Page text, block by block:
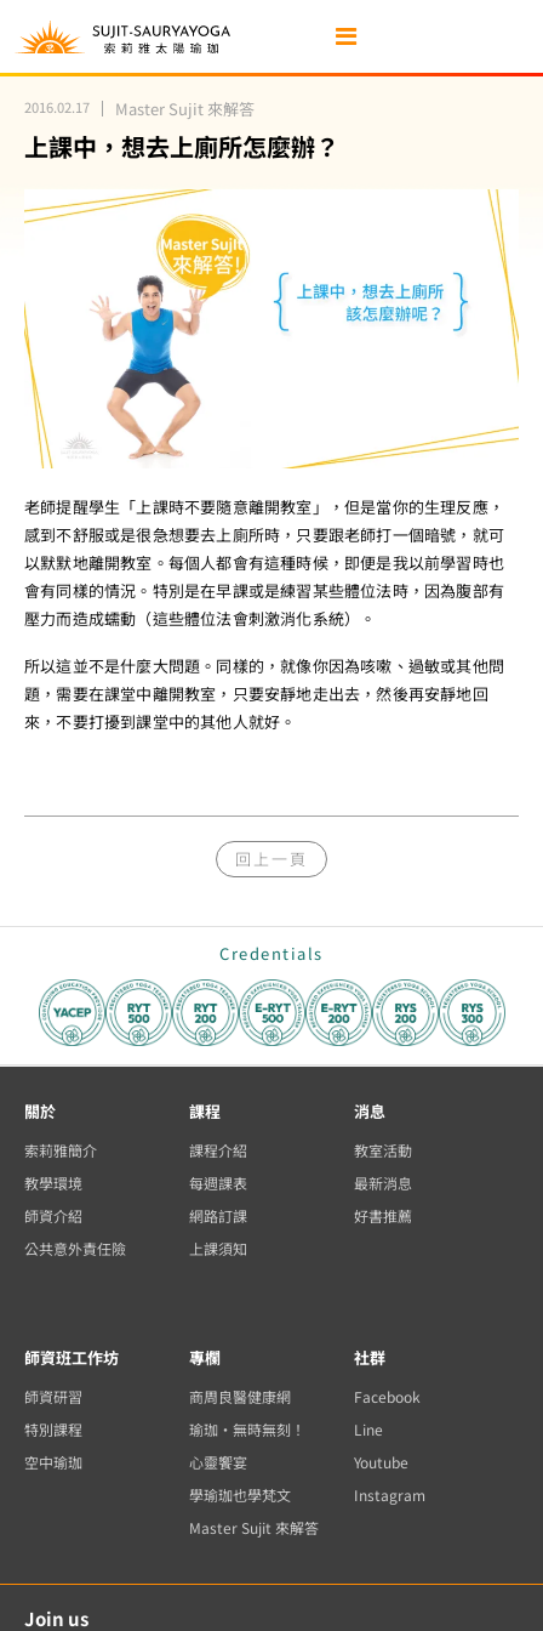
2016.02.17 Master Sujit 來解答
上課中，想去上廁所怎麼辦？
老師提醒學生「上課時不要隨意離開教室」，但是當你的生理反應，
感到不舒服或是很急想要去上廁所時，只要跟老師打一個暗號，就可
以默默地離開教室。每個人都會有這種時候，即便是我以前學習時也
會有同樣的情況。特別是在早課或是練習某些體位法時，因為腹部有
壓力而造成蠕動（這些體位法會刺激消化系統）。
所以這並不是什麼大問題。同樣的，就像你因為咳嗽、過敏或其他問
題，需要在課堂中離開教室，只要安靜地走出去，然後再安靜地回
來，不要打擾到課堂中的其他人就好。
回上一頁
Credentials
關於
索莉雅簡介
教學環境
師資介紹
公共意外責任險
課程
課程介紹
每週課表
網路訂課
上課須知
消息
教室活動
最新消息
好書推薦
師資班工作坊
師資研習
特別課程
空中瑜珈
專欄
商周良醫健康網
瑜珈・無時無刻！
心靈饗宴
學瑜珈也學梵文
Master Sujit 來解答
社群
Facebook
Line
Youtube
Instagram
Join us